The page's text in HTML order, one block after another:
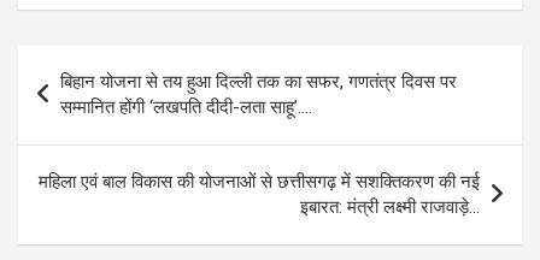
ce
o
o
k
se
g
er
at
A
p
p
e
a
m
ail py
Li
n
k
ar
Post
navigation
बिहान योजना से तय हुआ दिल्ली तक का सफर, गणतंत्र दिवस पर
सम्मानित होंगी ‘लखपति दीदी-लता साहू’….
महिला एवं बाल विकास की योजनाओं से छत्तीसगढ़ में सशक्तिकरण की नई
इबारत: मंत्री लक्ष्मी राजवाड़े…